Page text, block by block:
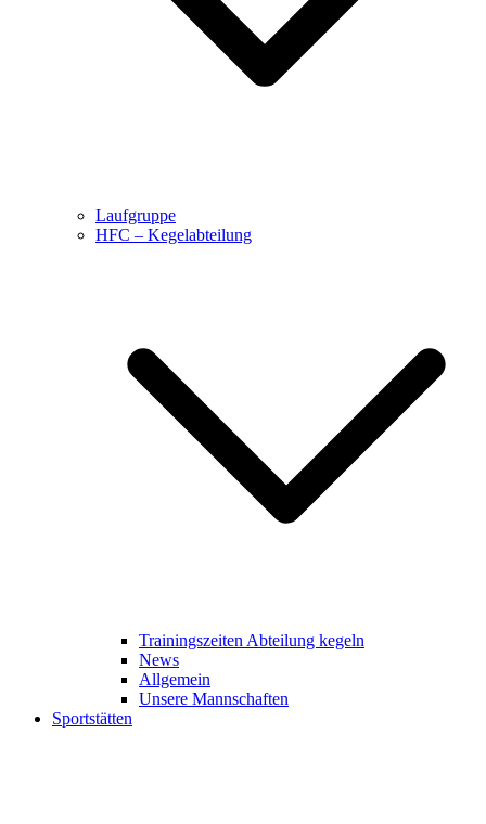
Laufgruppe
HFC – Kegelabteilung
Trainingszeiten Abteilung kegeln
News
Allgemein
Unsere Mannschaften
Sportstätten